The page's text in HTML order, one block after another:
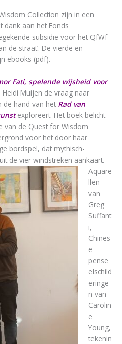
Collection zijn in een
dank aan het Fonds
subsidie voor het QfWf-
de straat’. De vierde en
ebooks (pdf).
Fati, spelende wijsheid voor
Heidi Muijen de vraag naar
de hand van het Rad van
exploreert. Het boek belicht
van de Quest for Wisdom
voor het door haar
bordspel, dat mythisch-
de vier windstreken aankaart.
Aquare
llen
van
Greg
Suffant
i,
Chines
e
pense
elschild
eringe
n van
Carolin
e
Young,
tekenin